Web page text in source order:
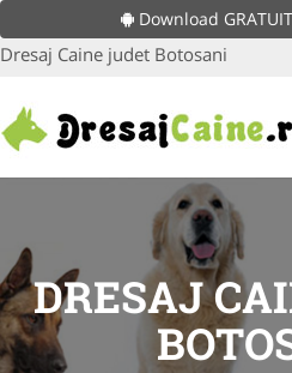
Download
Dresaj Caine judet Botosani
DRESAJ